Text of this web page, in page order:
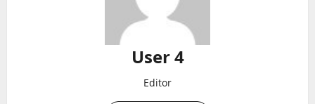
User 4
Editor